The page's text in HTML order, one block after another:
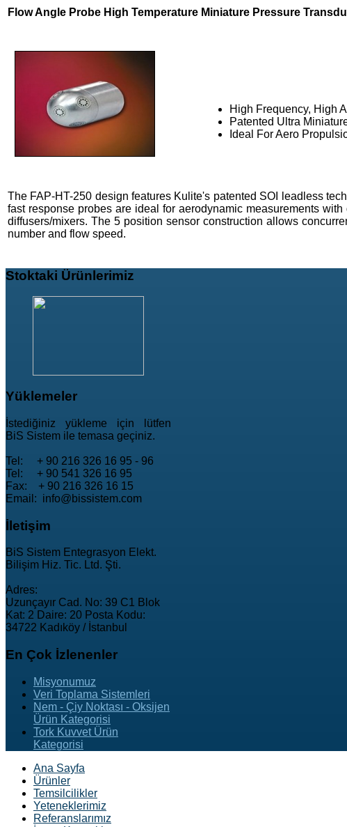
Flow Angle Probe High Temperature Miniature Pressure
High Frequency, High
Patented Ultra
Ideal For Aero
The FAP-HT-250 design features Kulite's patented SOI leadless
fast response probes are ideal for aerodynamic measurements
diffusers/mixers. The 5 position sensor construction allows
number and flow speed.
Stoktaki Ürünlerimiz
Yüklemeler
İstediğiniz yükleme için lütfen
BiS Sistem ile temasa geçiniz.
Tel: + 90 216 326 16 95 - 96
Tel: + 90 541 326 16 95
Fax: + 90 216 326 16 15
Email: info@bissistem.com
İletişim
BiS Sistem Entegrasyon Elekt.
Bilişim Hiz. Tic. Ltd. Şti.
Adres:
Uzunçayır Cad. No: 39 C1 Blok
Kat: 2 Daire: 20 Posta Kodu:
34722 Kadıköy / İstanbul
En Çok İzlenenler
Misyonumuz
Veri Toplama Sistemleri
Nem - Çiy Noktası - Oksijen
Ürün Kategorisi
Tork Kuvvet Ürün
Kategorisi
Ana Sayfa
Ürünler
Temsilcilikler
Yeteneklerimiz
Referanslarımız